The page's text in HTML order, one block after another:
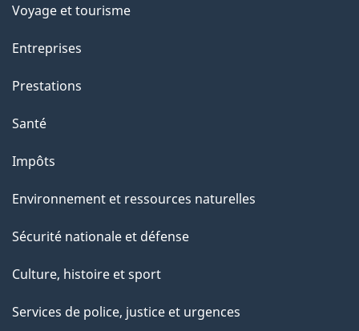
t
t
p
a
e
Voyage et tourisme
Entreprises
Prestations
Santé
Impôts
Environnement et ressources naturelles
Sécurité nationale et défense
Culture, histoire et sport
Services de police, justice et urgences